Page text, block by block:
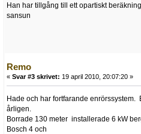
Han har tillgång till ett opartiskt
sansun
Remo
« Svar #3 skrivet: 19 april 2010, 20:07:20 »
Hade och har fortfarande enrörssystem.
årligen.
Borrade 130 meter installerade 6 kW
Bosch 4 och